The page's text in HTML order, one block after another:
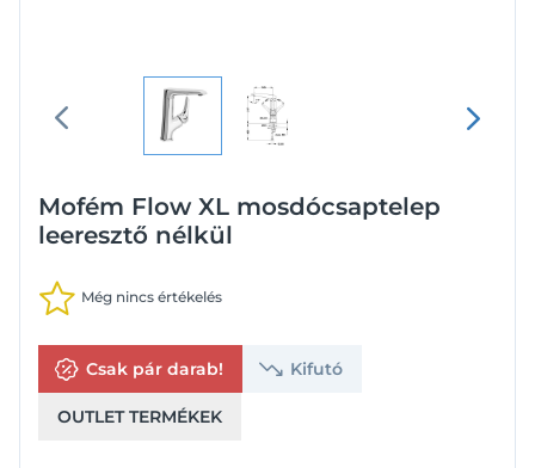
Mofém Flow XL mosdócsaptelep
leeresztő nélkül
Még nincs értékelés
Csak pár darab! Kifutó
OUTLET TERMÉKEK